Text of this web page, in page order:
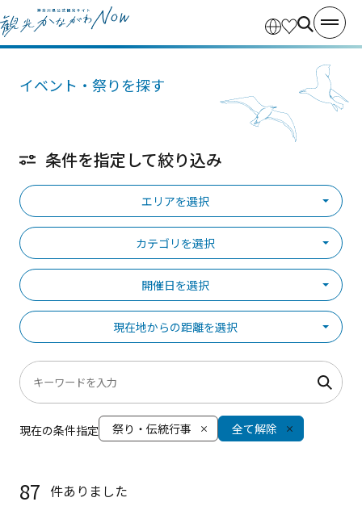
イベント・祭りを探す
条件を指定して絞り込み
エリアを選択
カテゴリを選択
開催日を選択
現在地からの距離を選択
現在の条件指定 祭り・伝統行事 全て解除
87 件ありました